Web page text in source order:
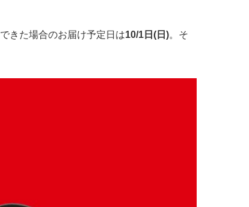
きた場合のお届け予定日は10/1日(日)。そ